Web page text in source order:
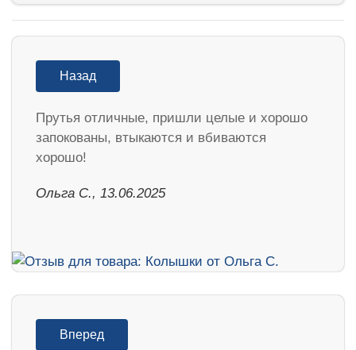
Назад
Прутья отличные, пришли целые и хорошо
запокованы, втыкаются и вбиваются
хорошо!
Ольга С., 13.06.2025
Вперед